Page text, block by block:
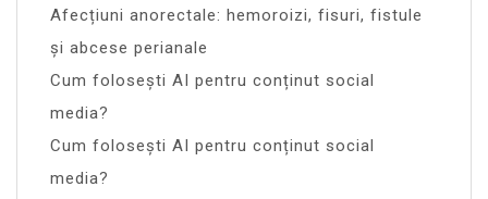
Afecțiuni anorectale: hemoroizi, fisuri, fistule
și abcese perianale
Cum folosești AI pentru conținut social
media?
Cum folosești AI pentru conținut social
media?